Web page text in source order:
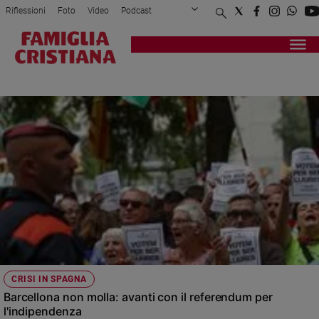
Attualità
Mondo
e
Sport
Interviste
Papa
Papa
Riflessioni Foto Video Podcast
Privacy Policy Chi siamo
Registrati Redazione
CRISI IN SPAGNA
Barcellona non molla: avanti con il referendum per
l'indipendenza